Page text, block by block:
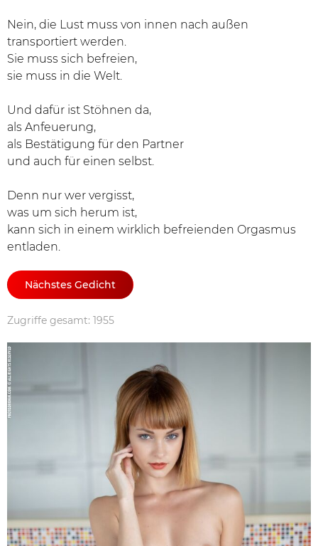
Nein, die Lust muss von innen nach außen
transportiert werden.
Sie muss sich befreien,
sie muss in die Welt.
Und dafür ist Stöhnen da,
als Anfeuerung,
als Bestätigung für den Partner
und auch für einen selbst.
Denn nur wer vergisst,
was um sich herum ist,
kann sich in einem wirklich befreienden Orgasmus
entladen.
Nächstes Gedicht
Zugriffe gesamt: 1955